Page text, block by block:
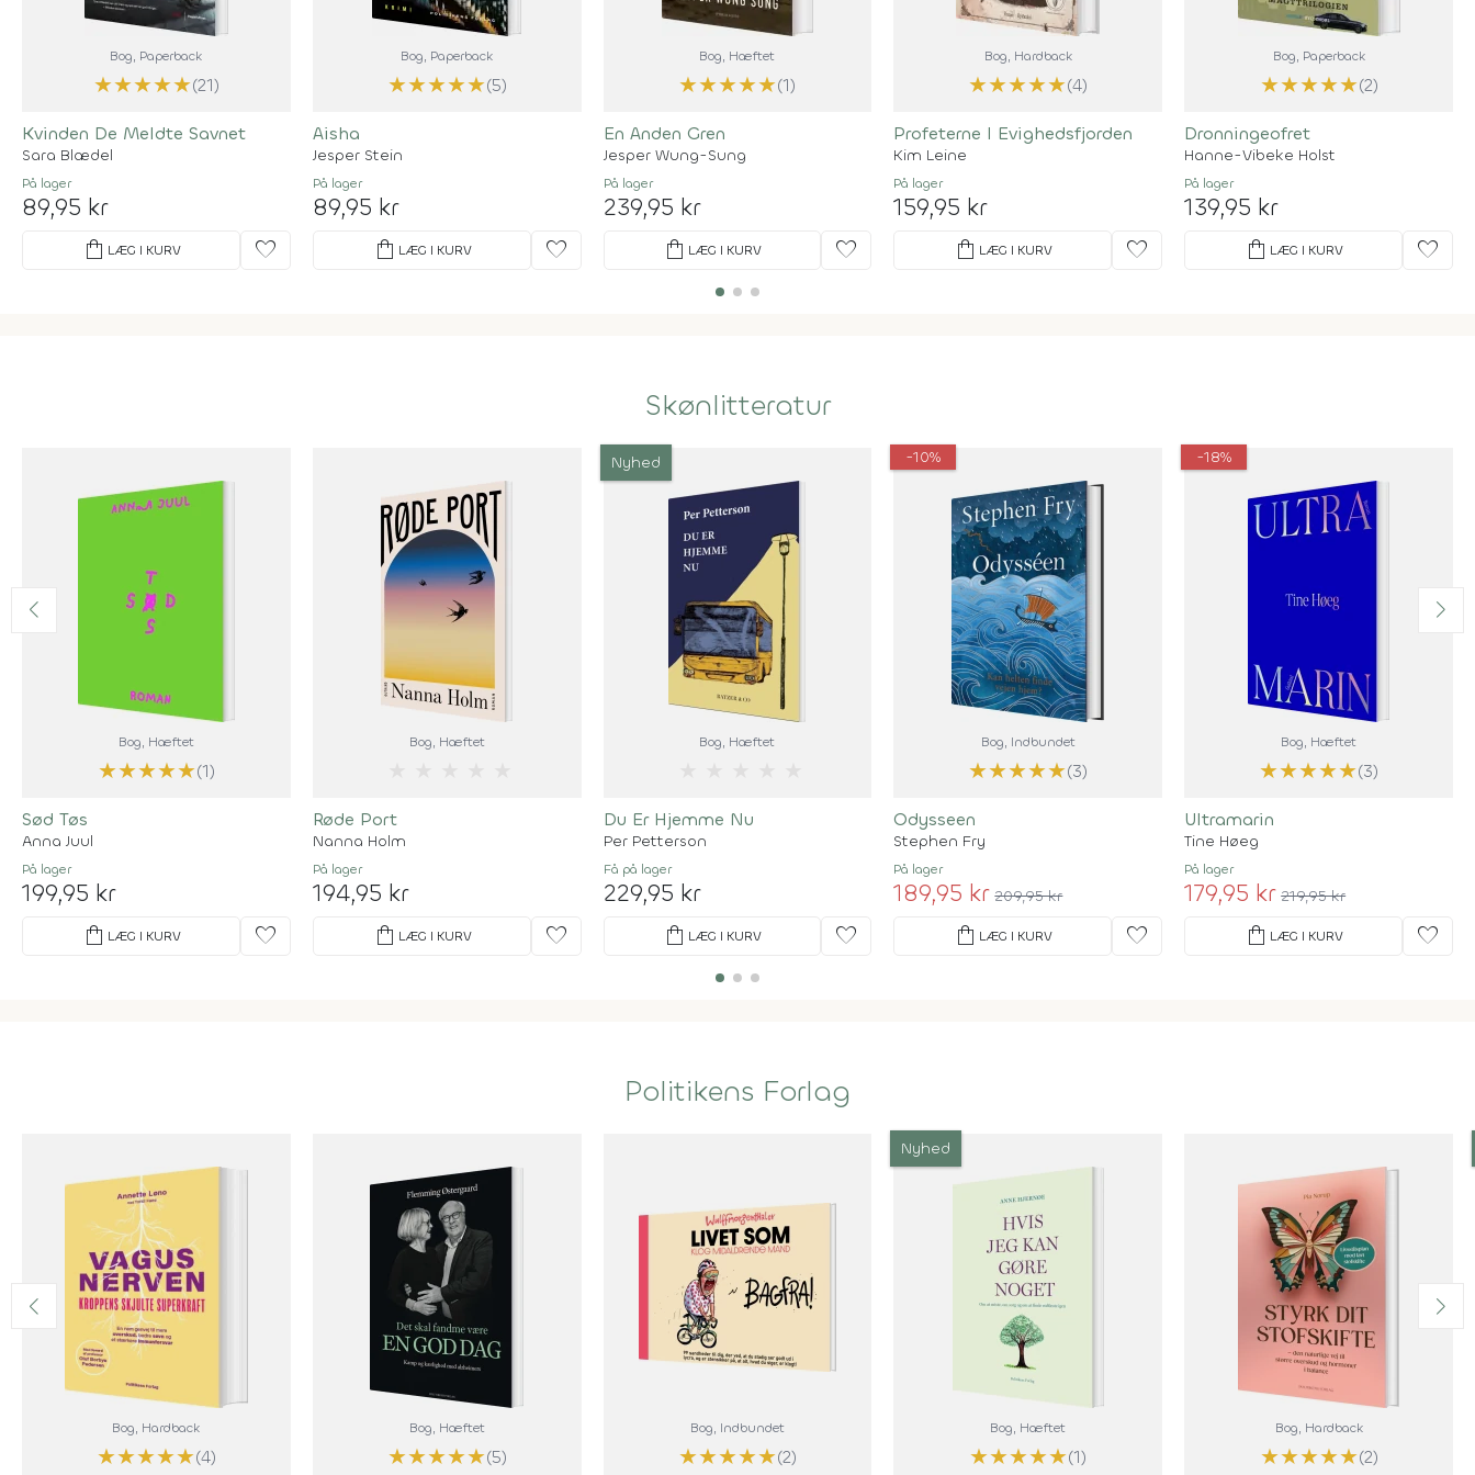
Bog, Paperback
★★★★★(21)
Kvinden De Meldte Savnet
Sara Blædel
På lager
89,95 kr
shopping_bag LÆG I KURV favorite
Bog, Paperback
★★★★★(5)
Aisha
Jesper Stein
På lager
89,95 kr
shopping_bag LÆG I KURV favorite
Bog, Hæftet
★★★★★(1)
En Anden Gren
Jesper Wung-Sung
På lager
239,95 kr
shopping_bag LÆG I KURV favorite
Bog, Hardback
★★★★★(4)
Profeterne I Evighedsfjorden
Kim Leine
På lager
159,95 kr
shopping_bag LÆG I KURV favorite
Bog, Paperback
★★★★★(2)
Dronningeofret
Hanne-Vibeke Holst
På lager
139,95 kr
shopping_bag LÆG I KURV favorite
Skønlitteratur
Bog, Hæftet
★★★★★(1)
Sød Tøs
Anna Juul
På lager
199,95 kr
shopping_bag LÆG I KURV favorite
Bog, Hæftet
Røde Port
Nanna Holm
På lager
194,95 kr
shopping_bag LÆG I KURV favorite
Nyhed
Bog, Hæftet
Du Er Hjemme Nu
Per Petterson
Få på lager
229,95 kr
shopping_bag LÆG I KURV favorite
-10%
Bog, Indbundet
★★★★★(3)
Odysseen
Stephen Fry
På lager
189,95 kr 209,95 kr
shopping_bag LÆG I KURV favorite
-18%
Bog, Hæftet
★★★★★(3)
Ultramarin
Tine Høeg
På lager
179,95 kr 219,95 kr
shopping_bag LÆG I KURV favorite
Politikens Forlag
Bog, Hardback
★★★★★(4)
Bog, Hæftet
★★★★★(5)
Bog, Indbundet
★★★★★(2)
Nyhed
Bog, Hæftet
★★★★★(1)
Bog, Hardback
★★★★★(2)